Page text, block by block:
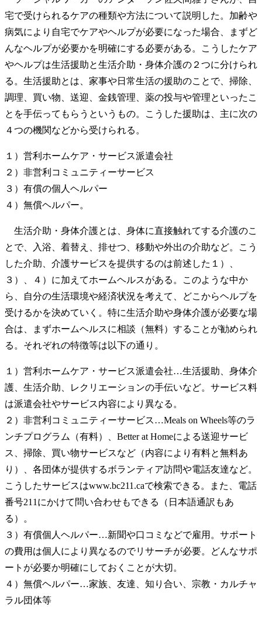
宅で受けられるケアの種類や方法について説明した。加齢や
病気により自宅でケアやヘルプが必要になった場合、まずど
んなヘルプが必要かを明確にする必要がある。こうしたケア
やヘルプは生活援助と生活介助・身体介護の２つに分けられ
る。生活援助とは、家事や日常生活の援助のことで、掃除、
調理、買い物、送迎、金銭管理、薬の投与や管理といったこ
とを手伝ってもらうというもの。こうした援助は、主に次の
４つの機関などから受けられる。
１）営利ホームケア・サービス派遣会社
２）非営利コミュニティーサービス
３）有償の個人ヘルパー
４）無償ヘルパー。
生活介助・身体介護とは、身体に直接触れてする介護のこ
とで、入浴、着替え、排せつ、移動や外出の介助など。こう
した介助、介護サービスを提供するのは前述した１）、
３）、４）に加えてホームヘルスがある。このような中か
ら、自分の生活環境や経済状況を考えて、どこからヘルプを
受けるかを決めていく。特に生活介助や身体介護が必要な場
合は、まずホームヘルスに相談（無料）することが勧められ
る。それぞれの特徴等は以下の通り。
１）営利ホームケア・サービス派遣会社…生活援助、身体介
護、生活介助、レクリエーションの手伝いなど。サービス料
は派遣会社やサービス内容により異なる。
２）非営利コミュニティーサービス…Meals on Wheels等のラ
ンチプログラム（有料）、Better at Homeによる送迎サービ
ス、掃除、買い物サービスなど（内容により有料と無料あ
り）、各団体が提供するボランティア訪問や電話友達など。
こうしたサービスはwww.bc211.caで検索できる。また、電話
番号211にかけて問い合わせもできる（日本語通訳もあ
る）。
３）有償個人ヘルパー…新聞や口コミなどで雇用。サポート
の費用は個人により異なるのでリサーチが必要。どんなサポ
ートが必要か明確にしておくことが大切。
４）無償ヘルパー…家族、友達、知り合い、宗教・カルチャ
ラル団体等